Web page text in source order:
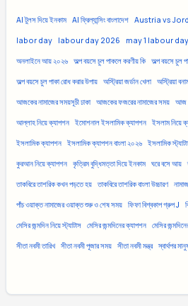
AI টুলস দিয়ে ইনকাম AI ফ্রিল্যান্সিং বাংলাদেশ Austria vs
labor day labour day 2026 may 1 labour day
অনলাইনে আয় ২০২৬ অল্প বয়সে চুল পাকলে করণীয় কি অল্প বয়সে চুল
অল্প বয়সে চুল পাকা রোধ করার উপায় অস্ট্রিয়া জর্ডান খেলা অস্ট্রিয়া
আজকের নামাজের সময়সূচী ঢাকা আজকের ফজরের নামাজের সময় আজ
আল্লাহ নিয়ে ক্যাপশন ইমোশনাল ইসলামিক ক্যাপশন ইসলাম নিয়ে
ইসলামিক ক্যাপশন ইসলামিক ক্যাপশন বাংলা ২০২৬ ইসলামিক
কুরআন নিয়ে ক্যাপশন কৃত্রিম বুদ্ধিমত্তা দিয়ে ইনকাম ঘরে বসে আয়
তাকবিরে তাশরিক কখন পড়তে হয় তাকবিরে তাশরিক বাংলা উচ্চারণ
পাঁচ ওয়াক্ত নামাজের ওয়াক্ত শুরু ও শেষ সময় ফিফা বিশ্বকাপ গ্রুপ J
মেসির জন্মদিন নিয়ে স্ট্যাটাস মেসির জন্মদিনের ক্যাপশন মেসির
সীতা নবমী তারিখ সীতা নবমী পূজার সময় সীতা নবমী মন্ত্র স্বার্থপর